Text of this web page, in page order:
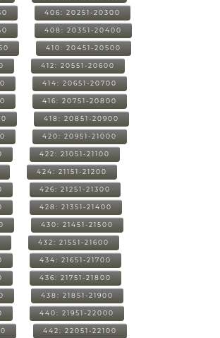
406: 20251-20300
408: 20351-20400
410: 20451-20500
412: 20551-20600
414: 20651-20700
416: 20751-20800
418: 20851-20900
420: 20951-21000
422: 21051-21100
424: 21151-21200
426: 21251-21300
428: 21351-21400
430: 21451-21500
432: 21551-21600
434: 21651-21700
436: 21751-21800
438: 21851-21900
440: 21951-22000
442: 22051-22100